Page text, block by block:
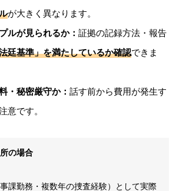
が大きく異なります。
ルが見られるか： 証拠の記録方法・報告
廷基準」を満たしているか確認できま
・秘密厳守か： 話す前から費用が発生す
意です。
の場合
課勤務・複数年の捜査経験）として実際